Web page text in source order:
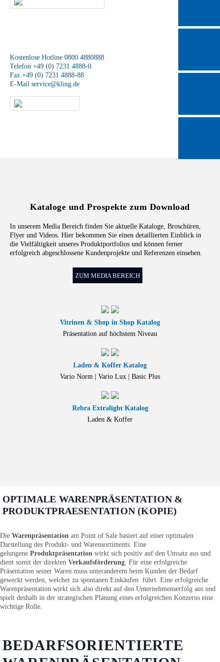
Kostenlose Hotline 0800 4880888
Telefon +49 (0) 7231 4888-0
Fax +49 (0) 7231 4888-88
E-Mail service@kling.de
Kataloge und Prospekte zum Download
In unserem Media Bereich finden Sie aktuelle Kataloge, Broschüren,
Flyer und Videos. Hier bekommen Sie einen detaillierten Einblick in
die Vielfältigkeit unseres Produktportfolios und können ferner
erfolgreich abgeschlossene Kundenprojekte und Referenzen einsehen.
ZUM MEDIA BEREICH
Vitrinen & Shop in Shop Katalog
Präsentation auf höchstem Niveau
Laden & Koffer Katalog
Vario Norm | Vario Lux | Basic Plus
Rebra Extralight Katalog
Laden & Koffer
OPTIMALE WARENPRÄSENTATION &
PRODUKTPRAESENTATION (KOPIE)
Die Warenpräsentation am Point of Sale basiert auf einer optimalen
Darstellung des Produkt- und Warensortiments. Eine
gelungene Produktpräsentation wirkt sich positiv auf den Umsatz aus und
dient somit der direkten Verkaufsförderung. Für eine erfolgreiche
Präsentation seiner Waren muss unteranderem beim Kunden der Bedarf
geweckt werden, welcher zu spontanen Einkäufen führt. Eine erfolgreiche
Warenpräsentation wirkt sich also direkt auf den Unternehmenserfolg aus und
spielt deshalb in der strategischen Planung eines erfolgreichen Konzerns eine
wichtige Rolle.
BEDARFSORIENTIERTE